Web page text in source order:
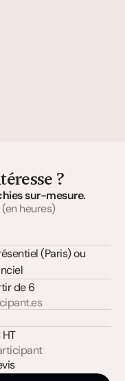
?
sur-mesure.
heures)
(Paris) ou
de 6